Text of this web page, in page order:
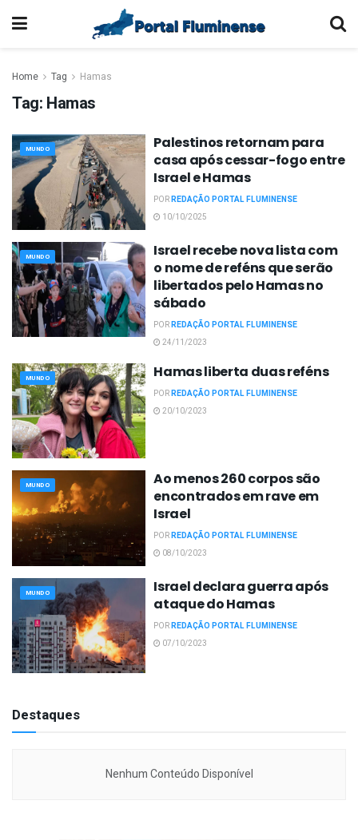
Home Tag Hamas
Tag: Hamas
MUNDO
Palestinos retornam para
casa após cessar-fogo entre
Israel e Hamas
PORREDAÇÃO PORTAL FLUMINENSE
10/10/2025
MUNDO
Israel recebe nova lista com
o nome de reféns que serão
libertados pelo Hamas no
sábado
PORREDAÇÃO PORTAL FLUMINENSE
24/11/2023
MUNDO Hamas liberta duas reféns
PORREDAÇÃO PORTAL FLUMINENSE
20/10/2023
MUNDO
Ao menos 260 corpos são
encontrados em rave em
Israel
PORREDAÇÃO PORTAL FLUMINENSE
08/10/2023
MUNDO
Israel declara guerra após
ataque do Hamas
PORREDAÇÃO PORTAL FLUMINENSE
07/10/2023
Destaques
Nenhum Conteúdo Disponível